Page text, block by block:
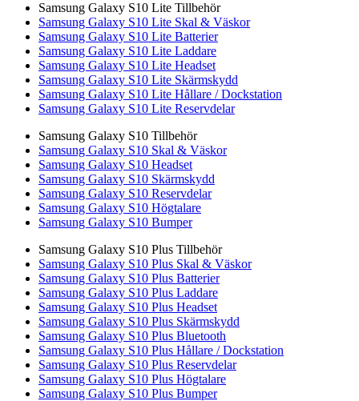
Samsung Galaxy S10 Lite Tillbehör
Samsung Galaxy S10 Lite Skal & Väskor
Samsung Galaxy S10 Lite Batterier
Samsung Galaxy S10 Lite Laddare
Samsung Galaxy S10 Lite Headset
Samsung Galaxy S10 Lite Skärmskydd
Samsung Galaxy S10 Lite Hållare / Dockstation
Samsung Galaxy S10 Lite Reservdelar
Samsung Galaxy S10 Tillbehör
Samsung Galaxy S10 Skal & Väskor
Samsung Galaxy S10 Headset
Samsung Galaxy S10 Skärmskydd
Samsung Galaxy S10 Reservdelar
Samsung Galaxy S10 Högtalare
Samsung Galaxy S10 Bumper
Samsung Galaxy S10 Plus Tillbehör
Samsung Galaxy S10 Plus Skal & Väskor
Samsung Galaxy S10 Plus Batterier
Samsung Galaxy S10 Plus Laddare
Samsung Galaxy S10 Plus Headset
Samsung Galaxy S10 Plus Skärmskydd
Samsung Galaxy S10 Plus Bluetooth
Samsung Galaxy S10 Plus Hållare / Dockstation
Samsung Galaxy S10 Plus Reservdelar
Samsung Galaxy S10 Plus Högtalare
Samsung Galaxy S10 Plus Bumper